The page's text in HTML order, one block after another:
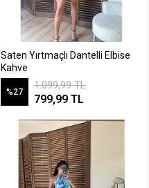
Saten Yırtmaçlı Dantelli Elbise
Kahve
%27
1.099,99 TL
799,99 TL